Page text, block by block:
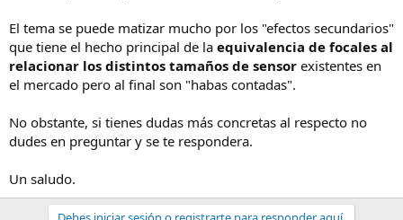
El tema se puede matizar mucho por los "efectos secundarios"
que tiene el hecho principal de la equivalencia de focales al
relacionar los distintos tamaños de sensor existentes en
el mercado pero al final son "habas contadas".
No obstante, si tienes dudas más concretas al respecto no
dudes en preguntar y se te respondera.
Un saludo.